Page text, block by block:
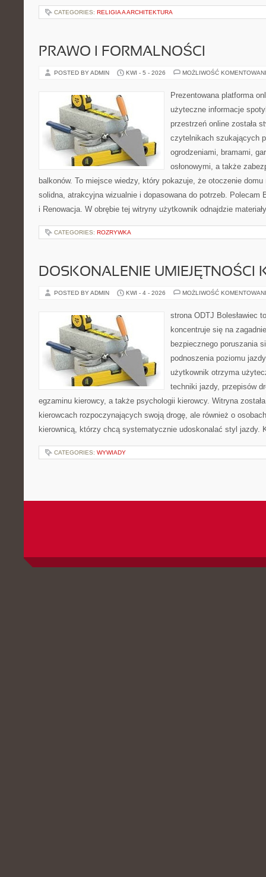
CATEGORIES: RELIGIA A ARCHITEKTURA
PRAWO I FORMALNOŚCI
POSTED BY ADMIN KWI - 5 - 2026 MOŻLIWOŚĆ
Prezentowana platforma
użyteczne informacje
przestrzeń online została
czytelnikach szukających
ogrodzeniami, bramami,
osłonowymi, a także
balkonów. To miejsce wiedzy, który pokazuje, że otoczenie
solidna, atrakcyjna wizualnie i dopasowana do potrzeb. Polecam
i Renowacja. W obrębie tej witryny użytkownik odnajdzie
CATEGORIES: ROZRYWKA
DOSKONALENIE UMIEJĘTNOŚCI
POSTED BY ADMIN KWI - 4 - 2026 MOŻLIWOŚĆ
strona ODTJ Bolesławiec
koncentruje się na
bezpiecznego poruszania
podnoszenia poziomu
użytkownik otrzyma
techniki jazdy, przepisów
egzaminu kierowcy, a także psychologii kierowcy. Witryna
kierowcach rozpoczynających swoją drogę, ale również o
kierownicą, którzy chcą systematycznie udoskonalać styl jazdy.
CATEGORIES: WYWIADY